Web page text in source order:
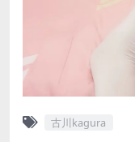
古川kagura